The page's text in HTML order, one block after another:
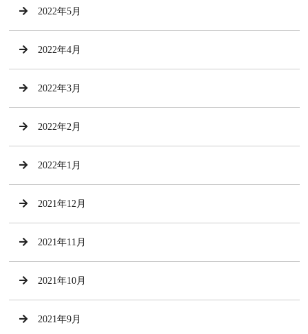
2022年5月
2022年4月
2022年3月
2022年2月
2022年1月
2021年12月
2021年11月
2021年10月
2021年9月